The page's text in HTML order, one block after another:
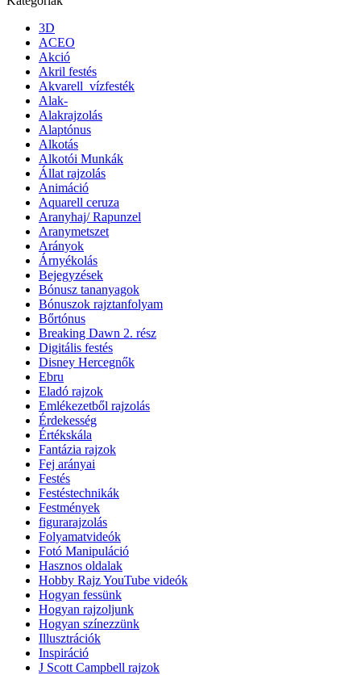
3D
ACEO
Akció
Akril festés
Akvarell_vízfesték
Alak-
Alakrajzolás
Alaptónus
Alkotás
Alkotói Munkák
Állat rajzolás
Animáció
Aquarell ceruza
Aranyhaj/ Rapunzel
Aranymetszet
Arányok
Árnyékolás
Bejegyzések
Bónusz tananyagok
Bónuszok rajztanfolyam
Bőrtónus
Breaking Dawn 2. rész
Digitális festés
Disney Hercegnők
Ebru
Eladó rajzok
Emlékezetből rajzolás
Érdekesség
Értékskála
Fantázia rajzok
Fej arányai
Festés
Festéstechnikák
Festmények
figurarajzolás
Folyamatvideók
Fotó Manipuláció
Hasznos oldalak
Hobby Rajz YouTube videók
Hogyan fessünk
Hogyan rajzoljunk
Hogyan színezzünk
Illusztrációk
Inspiráció
J Scott Campbell rajzok